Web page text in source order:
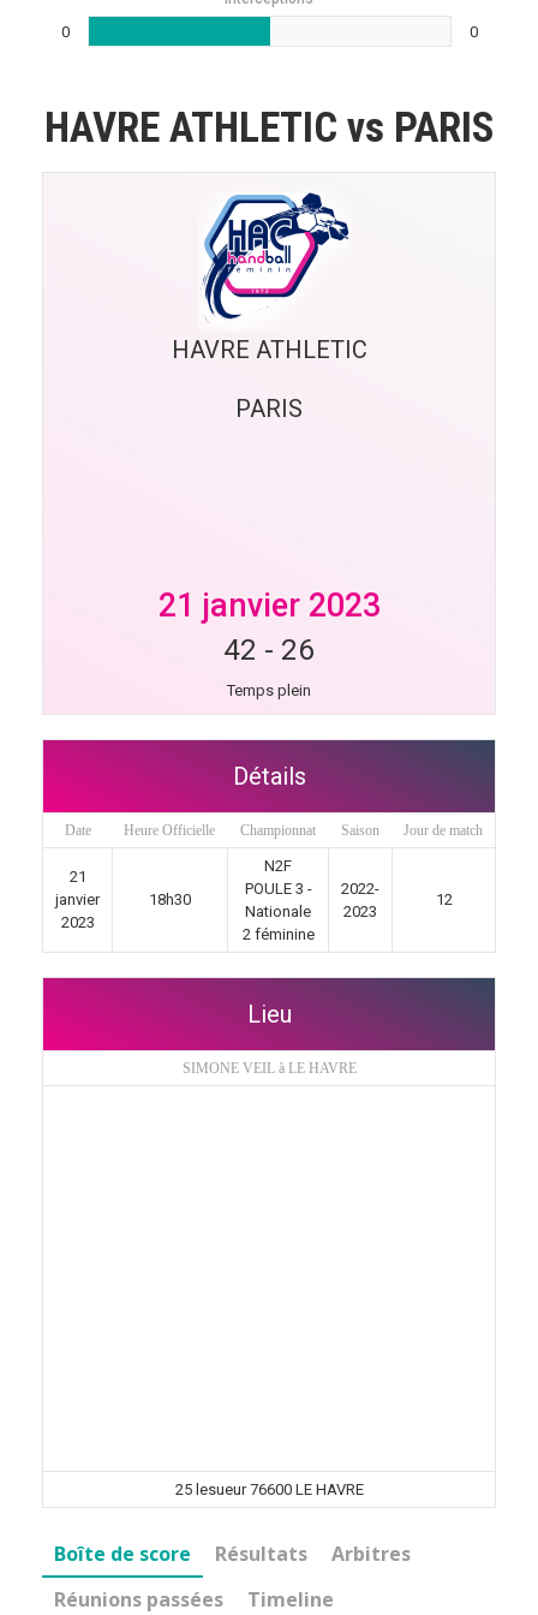
0 0
HAVRE ATHLETIC vs PARIS
HAVRE ATHLETIC
PARIS
21 janvier 2023
42 - 26
Temps plein
Détails
Date Heure Officielle Championnat Saison Jour de match
21
janvier
2023
18h30
N2F
POULE 3 -
Nationale
2 féminine
2022-
2023
12
Lieu
SIMONE VEIL à LE HAVRE
25 lesueur 76600 LE HAVRE
Boîte de score Résultats
Arbitres
Réunions passées
Timeline